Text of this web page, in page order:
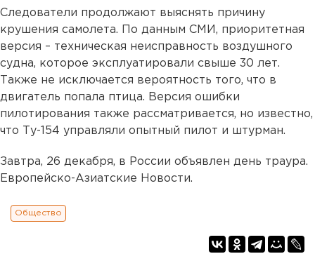
Следователи продолжают выяснять причину
крушения самолета. По данным СМИ, приоритетная
версия – техническая неисправность воздушного
судна, которое эксплуатировали свыше 30 лет.
Также не исключается вероятность того, что в
двигатель попала птица. Версия ошибки
пилотирования также рассматривается, но известно,
что Ту-154 управляли опытный пилот и штурман.
Завтра, 26 декабря, в России объявлен день траура.
Европейско-Азиатские Новости.
Общество